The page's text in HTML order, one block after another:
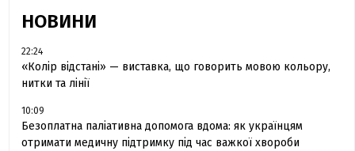
НОВИНИ
22:24
«Колір відстані» — виставка, що говорить мовою кольору,
нитки та лінії
10:09
Безоплатна паліативна допомога вдома: як українцям
отримати медичну підтримку під час важкої хвороби